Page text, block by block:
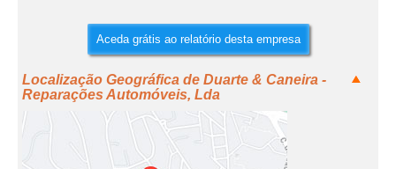
Aceda grátis ao relatório desta empresa
Localização Geográfica de Duarte & Caneira -
Reparações Automóveis, Lda